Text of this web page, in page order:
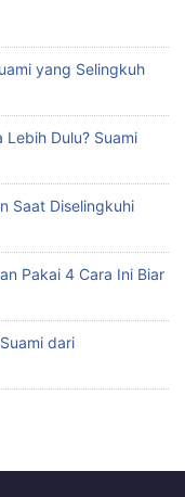
yang Selingkuh
Dulu? Suami
Saat Diselingkuhi
Pakai 4 Cara Ini Biar
dari